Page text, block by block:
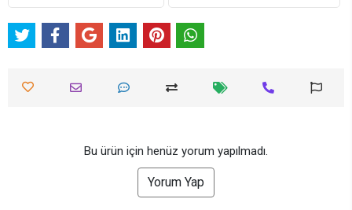
Bu ürün için henüz yorum yapılmadı.
Yorum Yap